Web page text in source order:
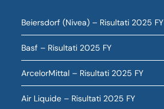
Beiersdorf (Nivea) – Risultati 2025 FY
Basf – Risultati 2025 FY
ArcelorMittal – Risultati 2025 FY
Air Liquide – Risultati 2025 FY